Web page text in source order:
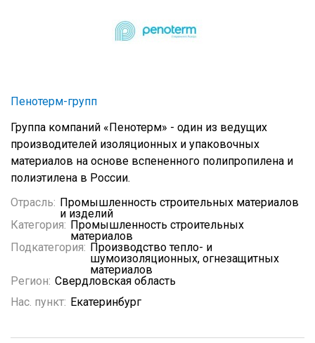
Пенотерм-групп
Группа компаний «Пенотерм» - один из ведущих
производителей изоляционных и упаковочных
материалов на основе вспененного полипропилена и
полиэтилена в России.
Отрасль: Промышленность строительных материалов
и изделий
Категория: Промышленность строительных
материалов
Подкатегория: Производство тепло- и
шумоизоляционных, огнезащитных
материалов
Регион: Свердловская область
Нас. пункт: Екатеринбург